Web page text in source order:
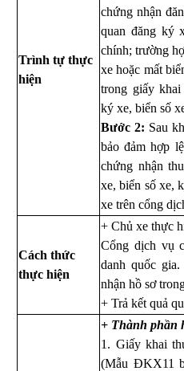
Trình tự thực
hiện
chứng nhận
quan đăng ký
chính; trường
xe hoặc mất
trong giấy
ký xe, biển số
Bước 2: Sau
bảo đảm hợp
chứng nhận
xe, biển số xe,
xe trên cổng
Cách thức
thực hiện
+ Chủ xe thực
Cổng dịch vụ
danh quốc
nhận hồ sơ
+ Trả kết quả
+ Thành phần
1. Giấy khai
(Mẫu ĐKX11